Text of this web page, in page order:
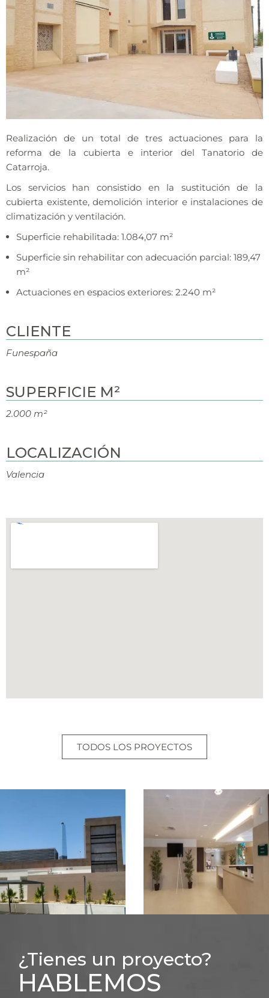
Realización de un total de tres actuaciones para la
reforma de la cubierta e interior del Tanatorio de
Catarroja.
Los servicios han consistido en la sustitución de la
cubierta existente, demolición interior e instalaciones de
climatización y ventilación.
Superficie rehabilitada: 1.084,07 m²
Superficie sin rehabilitar con adecuación parcial: 189,47
m²
Actuaciones en espacios exteriores: 2.240 m²
CLIENTE
Funespaña
SUPERFICIE M²
2.000 m²
LOCALIZACIÓN
Valencia
TODOS LOS PROYECTOS
FUNESPAÑA –
TANATORIO DE
TOMARÉS
FUNESPAÑA –
¿Tienes un proyecto?
HABLEMOS